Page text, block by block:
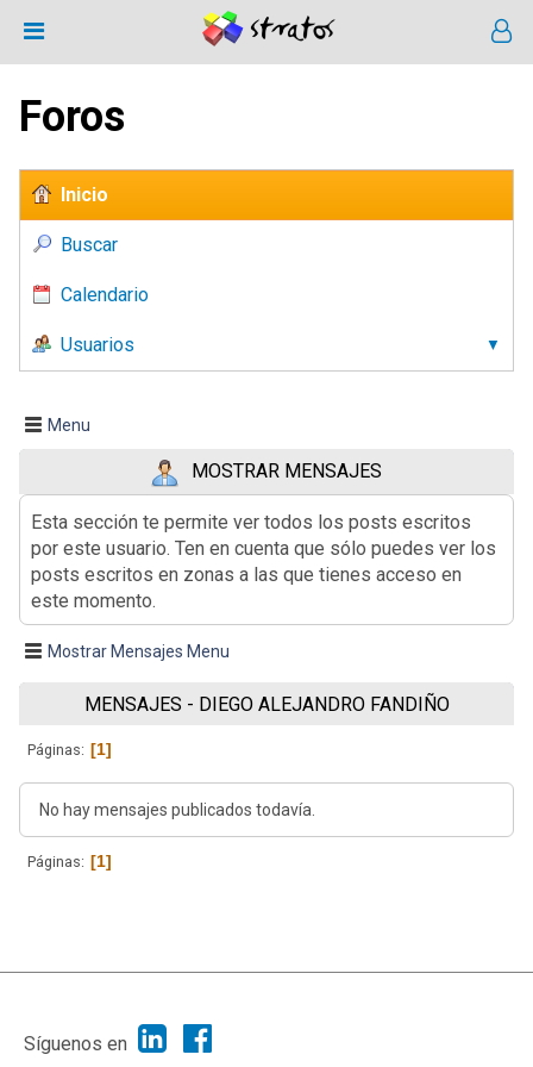
Foros
Inicio
Buscar
Calendario
Usuarios
Menu
MOSTRAR MENSAJES
Esta sección te permite ver todos los posts escritos
por este usuario. Ten en cuenta que sólo puedes ver los
posts escritos en zonas a las que tienes acceso en
este momento.
Mostrar Mensajes Menu
MENSAJES - DIEGO ALEJANDRO FANDIÑO
Páginas 1
No hay mensajes publicados todavía.
Páginas 1
|
Síguenos en